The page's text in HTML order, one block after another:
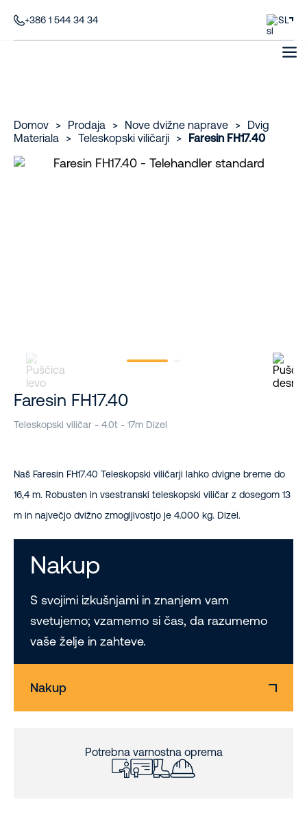
+386 1 544 34 34 SL
Domov > Prodaja > Nove dvižne naprave >
Dvig
Materiala
> Teleskopski viličarji > Faresin FH17.40
Faresin FH17.40
Teleskopski viličar - 4.0t - 17m Dizel
Naš Faresin FH17.40 Teleskopski viličarji lahko dvigne breme do
16,4 m. Robusten in vsestranski teleskopski viličar z dosegom 13
m in največjo dvižno zmogljivostjo je 4.000 kg. Dizel.
Nakup
S svojimi izkušnjami in znanjem vam
svetujemo; vzamemo si čas, da razumemo
vaše želje in zahteve.
Nakup
Potrebna varnostna oprema